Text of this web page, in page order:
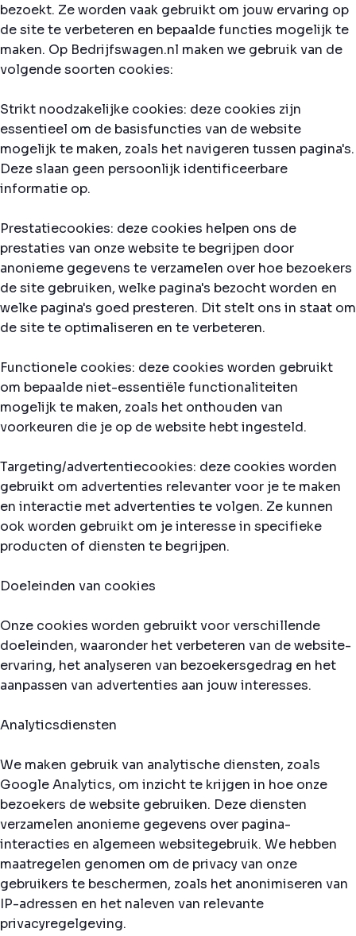
bezoekt. Ze worden vaak gebruikt om jouw ervaring op
de site te verbeteren en bepaalde functies mogelijk te
maken. Op Bedrijfswagen.nl maken we gebruik van de
volgende soorten cookies:
Strikt noodzakelijke cookies: deze cookies zijn
essentieel om de basisfuncties van de website
mogelijk te maken, zoals het navigeren tussen pagina's.
Deze slaan geen persoonlijk identificeerbare
informatie op.
Prestatiecookies: deze cookies helpen ons de
prestaties van onze website te begrijpen door
anonieme gegevens te verzamelen over hoe bezoekers
de site gebruiken, welke pagina's bezocht worden en
welke pagina's goed presteren. Dit stelt ons in staat om
de site te optimaliseren en te verbeteren.
Functionele cookies: deze cookies worden gebruikt
om bepaalde niet-essentiële functionaliteiten
mogelijk te maken, zoals het onthouden van
voorkeuren die je op de website hebt ingesteld.
Targeting/advertentiecookies: deze cookies worden
gebruikt om advertenties relevanter voor je te maken
en interactie met advertenties te volgen. Ze kunnen
ook worden gebruikt om je interesse in specifieke
producten of diensten te begrijpen.
Doeleinden van cookies
Onze cookies worden gebruikt voor verschillende
doeleinden, waaronder het verbeteren van de website-
ervaring, het analyseren van bezoekersgedrag en het
aanpassen van advertenties aan jouw interesses.
Analyticsdiensten
We maken gebruik van analytische diensten, zoals
Google Analytics, om inzicht te krijgen in hoe onze
bezoekers de website gebruiken. Deze diensten
verzamelen anonieme gegevens over pagina-
interacties en algemeen websitegebruik. We hebben
maatregelen genomen om de privacy van onze
gebruikers te beschermen, zoals het anonimiseren van
IP-adressen en het naleven van relevante
privacyregelgeving.